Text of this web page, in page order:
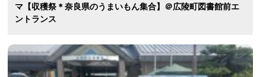
マ【収穫祭＊奈良県のうまいもん集合】＠広陵町図書館前エ
ントランス